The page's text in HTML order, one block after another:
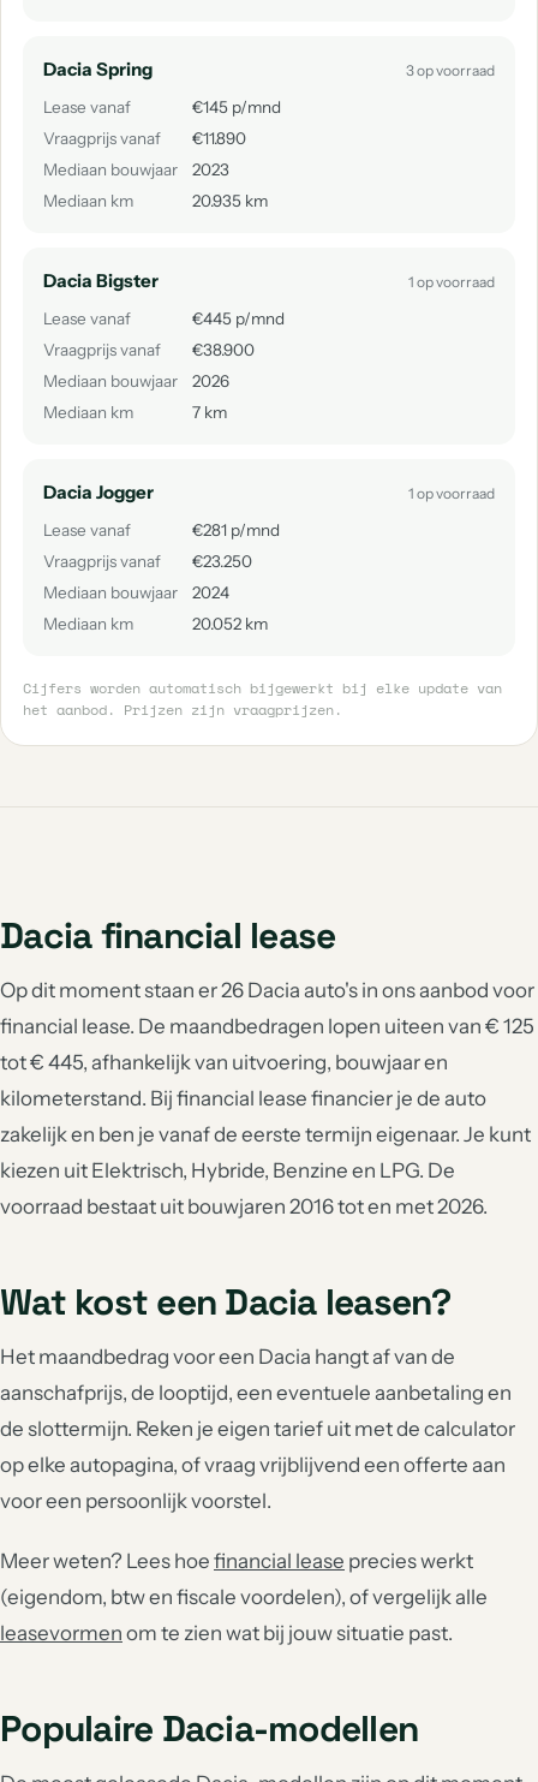
Dacia Spring 3 op voorraad
Lease vanaf
€145 p/mnd
Vraagprijs vanaf
€11.890
Mediaan bouwjaar
2023
Mediaan km
20.935 km
Dacia Bigster 1 op voorraad
Lease vanaf
€445 p/mnd
Vraagprijs vanaf
€38.900
Mediaan bouwjaar
2026
Mediaan km
7 km
Dacia Jogger 1 op voorraad
Lease vanaf
€281 p/mnd
Vraagprijs vanaf
€23.250
Mediaan bouwjaar
2024
Mediaan km
20.052 km
Cijfers worden automatisch bijgewerkt bij elke update van
het aanbod. Prijzen zijn vraagprijzen.
Dacia financial lease
Op dit moment staan er 26 Dacia auto's in ons aanbod voor
financial lease. De maandbedragen lopen uiteen van € 125
tot € 445, afhankelijk van uitvoering, bouwjaar en
kilometerstand. Bij financial lease financier je de auto
zakelijk en ben je vanaf de eerste termijn eigenaar. Je kunt
kiezen uit Elektrisch, Hybride, Benzine en LPG. De
voorraad bestaat uit bouwjaren 2016 tot en met 2026.
Wat kost een Dacia leasen?
Het maandbedrag voor een Dacia hangt af van de
aanschafprijs, de looptijd, een eventuele aanbetaling en
de slottermijn. Reken je eigen tarief uit met de calculator
op elke autopagina, of vraag vrijblijvend een offerte aan
voor een persoonlijk voorstel.
Meer weten? Lees hoe financial lease precies werkt
(eigendom, btw en fiscale voordelen), of vergelijk alle
leasevormen om te zien wat bij jouw situatie past.
Populaire Dacia-modellen